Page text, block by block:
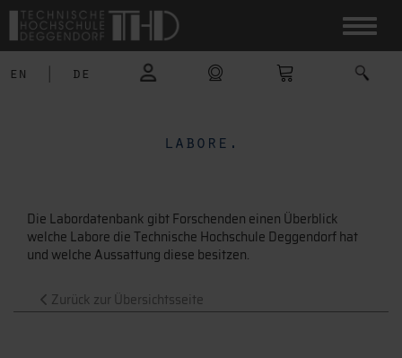
en de
labore.
Die Labordatenbank gibt Forschenden einen Überblick
welche Labore die Technische Hochschule Deggendorf hat
und welche Aussattung diese besitzen.
Zurück zur Übersichtsseite